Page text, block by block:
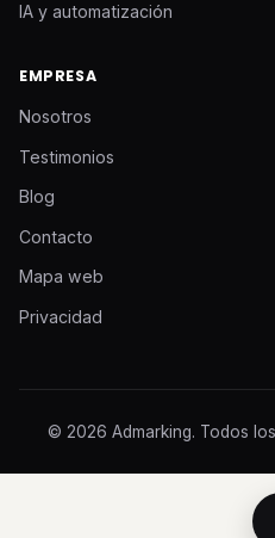
IA y automatización
EMPRESA
Nosotros
Testimonios
Blog
Contacto
Mapa web
Privacidad
© 2026 Admarking. Todos